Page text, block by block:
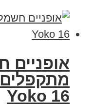
‏אופניים
Yoko 16